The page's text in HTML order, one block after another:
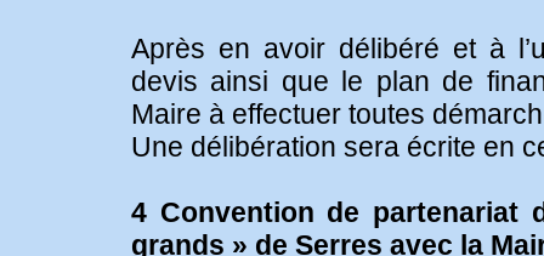
Après en avoir délibéré et à
devis ainsi que le plan de
Maire à effectuer toutes
Une délibération sera écrite en
4 Convention de partenariat
grands » de Serres avec la